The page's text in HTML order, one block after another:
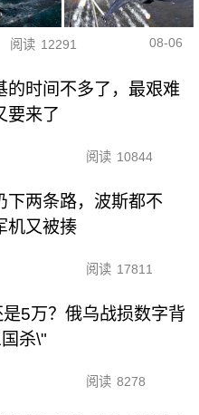
阅读 12291 08-06
的时间不多了，最艰难
要来了
阅读 10844
下两条路，波斯都不
机又被揍
阅读 17811
5万？俄乌战损数字背
杀\"
阅读 8278